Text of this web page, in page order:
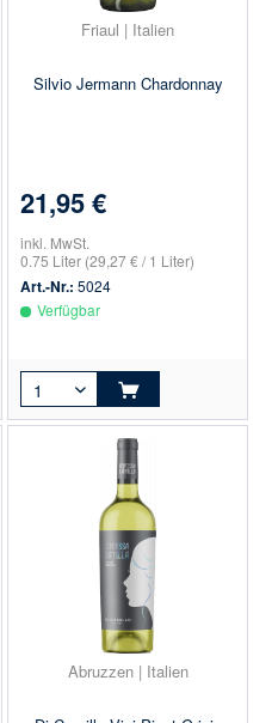
Friaul | Italien
Silvio Jermann Chardonnay
21,95 €
inkl. MwSt.
0.75 Liter (29,27 € / 1 Liter)
Art.-Nr.: 5024
Verfügbar
Abruzzen | Italien